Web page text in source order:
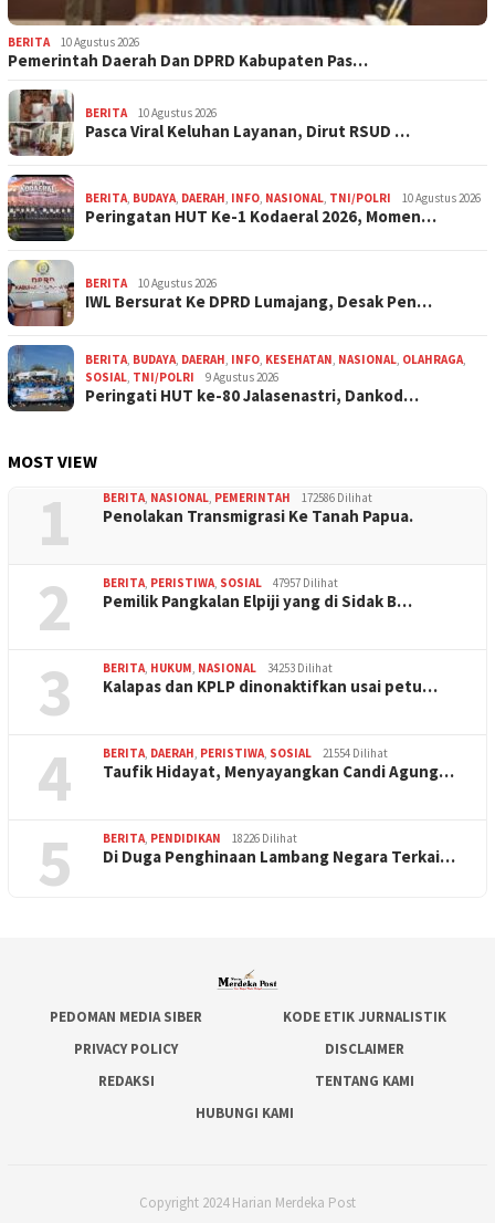
BERITA 10 Agustus 2026
Pemerintah Daerah Dan DPRD Kabupaten Pas…
BERITA 10 Agustus 2026
Pasca Viral Keluhan Layanan, Dirut RSUD …
BERITA BUDAYA DAERAH INFO NASIONAL TNI/POLRI 10 Agustus 2026
Peringatan HUT Ke-1 Kodaeral 2026, Momen…
BERITA 10 Agustus 2026
IWL Bersurat Ke DPRD Lumajang, Desak Pen…
BERITA BUDAYA DAERAH INFO KESEHATAN NASIONAL OLAHRAGA
SOSIAL TNI/POLRI 9 Agustus 2026
Peringati HUT ke-80 Jalasenastri, Dankod…
MOST VIEW
1 BERITA NASIONAL PEMERINTAH 172586 Dilihat
Penolakan Transmigrasi Ke Tanah Papua.
2 BERITA PERISTIWA SOSIAL 47957 Dilihat
Pemilik Pangkalan Elpiji yang di Sidak B…
3 BERITA HUKUM NASIONAL 34253 Dilihat
Kalapas dan KPLP dinonaktifkan usai petu…
4 BERITA DAERAH PERISTIWA SOSIAL 21554 Dilihat
Taufik Hidayat, Menyayangkan Candi Agung…
5 BERITA PENDIDIKAN 18226 Dilihat
Di Duga Penghinaan Lambang Negara Terkai…
PEDOMAN MEDIA SIBER
KODE ETIK JURNALISTIK
PRIVACY POLICY
DISCLAIMER
REDAKSI
TENTANG KAMI
HUBUNGI KAMI
Copyright 2024 Harian Merdeka Post